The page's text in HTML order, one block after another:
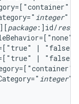
integer"
package:]id/
|
|
integer"